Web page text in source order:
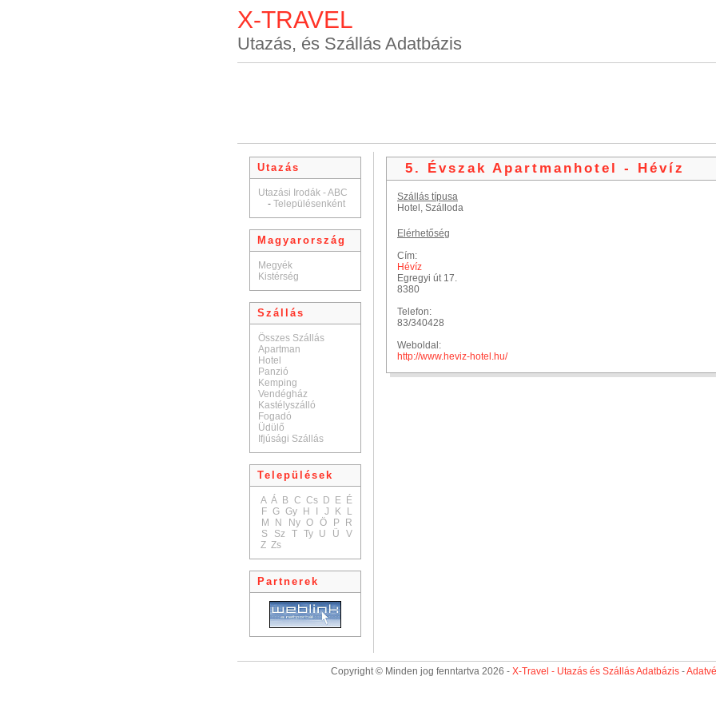
X-TRAVEL
Utazás, és Szállás Adatbázis
Utazás
Utazási Irodák - ABC
- Településenként
Magyarország
Megyék
Kistérség
Szállás
Összes Szállás
Apartman
Hotel
Panzió
Kemping
Vendégház
Kastélyszálló
Fogadó
Üdülő
Ifjúsági Szállás
Települések
A Á B C Cs D E É
F G Gy H J K
L
M
N Ny O Ö P
R
S
Sz T Ty U Ü
V
Z Zs
Partnerek
5. Évszak Apartmanhotel - Hévíz
Szállás típusa
Hotel, Szálloda
Elérhetőség
Cím:
Hévíz
Egregyi út 17.
8380
Telefon:
83/340428
Weboldal:
http://www.heviz-hotel.hu/
Copyright © Minden jog fenntartva 2026 - X-Travel - Utazás és Szállás Adatbázis-